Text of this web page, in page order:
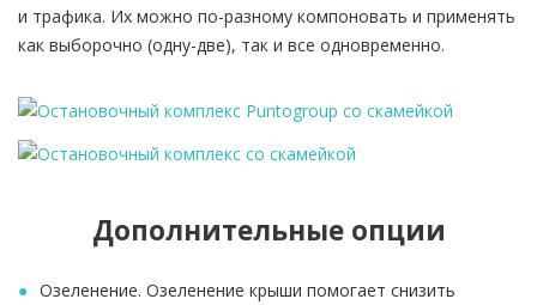
и трафика. Их можно по-разному компоновать и применять
как выборочно (одну-две), так и все одновременно.
Дополнительные опции
Озеленение. Озеленение крыши помогает снизить